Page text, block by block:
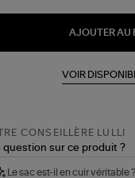
AJOUTER AU
VOIR
CONSEILLÈRE LULLI
question sur ce produit ?
Le sac est-il en cuir véritable ?